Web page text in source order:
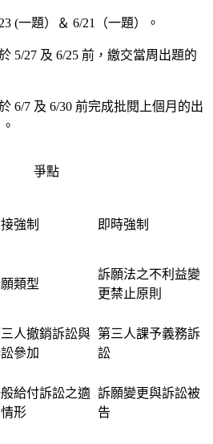
(一題）＆ 6/21（一題）。
5/27 及 6/25 前，繳交當周出題的
6/7 及 6/30 前完成批閱上個月的出
爭點
強制 即時強制
類型
訴願法之不利益變
更禁止原則
人撤銷訴訟與
參加
第三人課予義務訴
訟
給付訴訟之適
形
訴願變更與訴訟被
告